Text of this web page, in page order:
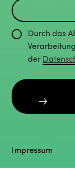
Durch das
der
Impressum